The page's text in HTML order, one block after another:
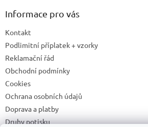
Informace pro vás
Kontakt
Podlimitní příplatek + vzorky
Reklamační řád
Obchodní podmínky
Cookies
Ochrana osobních údajů
Doprava a platby
Druhy potisku